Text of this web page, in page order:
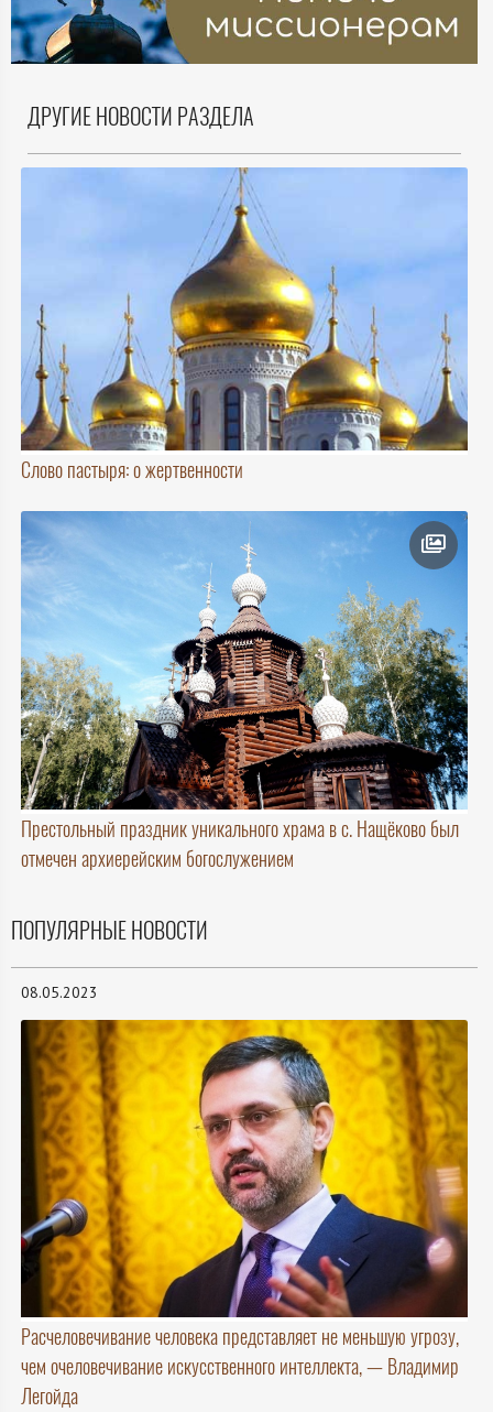
ДРУГИЕ НОВОСТИ РАЗДЕЛА
Слово пастыря: о жертвенности
Престольный праздник уникального храма в с. Нащёково был
отмечен архиерейским богослужением
ПОПУЛЯРНЫЕ НОВОСТИ
08.05.2023
Расчеловечивание человека представляет не меньшую угрозу,
чем очеловечивание искусственного интеллекта, — Владимир
Легойда